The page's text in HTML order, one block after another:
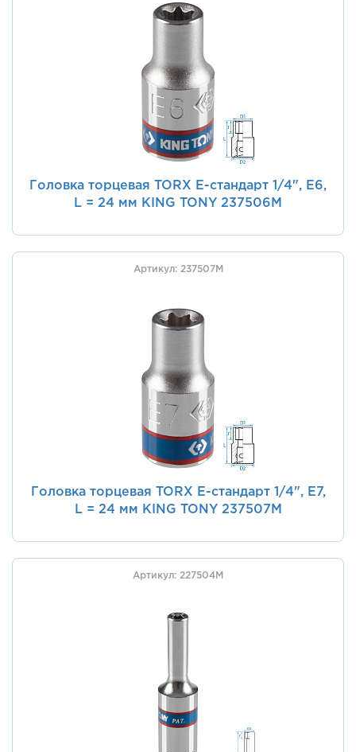
Головка торцевая TORX Е-стандарт 1/4", E6,
L = 24 мм KING TONY 237506M
Артикул: 237507M
Головка торцевая TORX Е-стандарт 1/4", E7,
L = 24 мм KING TONY 237507M
Артикул: 227504M